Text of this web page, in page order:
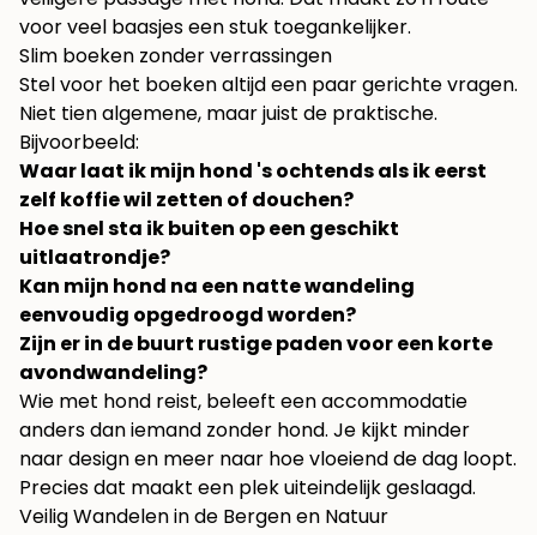
voor veel baasjes een stuk toegankelijker.
Slim boeken zonder verrassingen
Stel voor het boeken altijd een paar gerichte vragen.
Niet tien algemene, maar juist de praktische.
Bijvoorbeeld:
Waar laat ik mijn hond 's ochtends als ik eerst
zelf koffie wil zetten of douchen?
Hoe snel sta ik buiten op een geschikt
uitlaatrondje?
Kan mijn hond na een natte wandeling
eenvoudig opgedroogd worden?
Zijn er in de buurt rustige paden voor een korte
avondwandeling?
Wie met hond reist, beleeft een accommodatie
anders dan iemand zonder hond. Je kijkt minder
naar design en meer naar hoe vloeiend de dag loopt.
Precies dat maakt een plek uiteindelijk geslaagd.
Veilig Wandelen in de Bergen en Natuur